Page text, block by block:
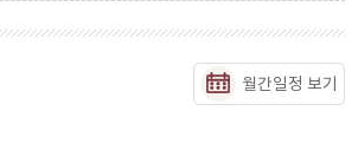
월간일정 보기